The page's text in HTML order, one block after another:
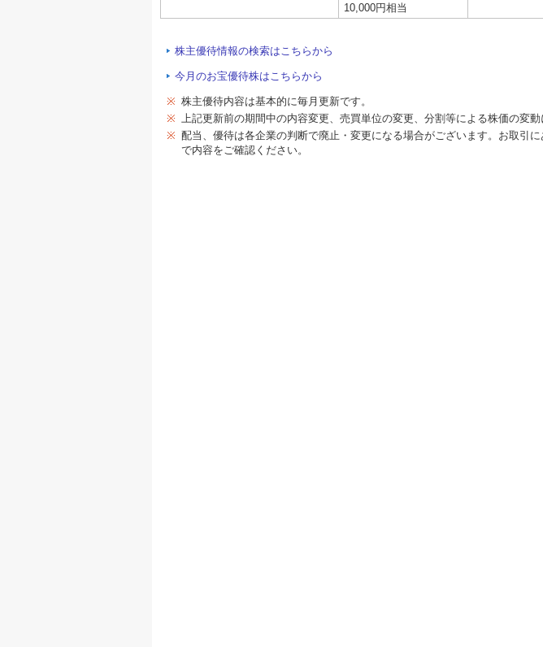
10,000円相当
株主優待情報の検索はこちらから
今月のお宝優待株はこちらから
※ 株主優待内容は基本的に毎月更新です。
※ 上記更新前の期間中の内容変更、売買単位の変更、分割等による株価の変動
※ 配当、優待は各企業の判断で廃止・変更になる場合がございます。お取引
で内容をご確認ください。